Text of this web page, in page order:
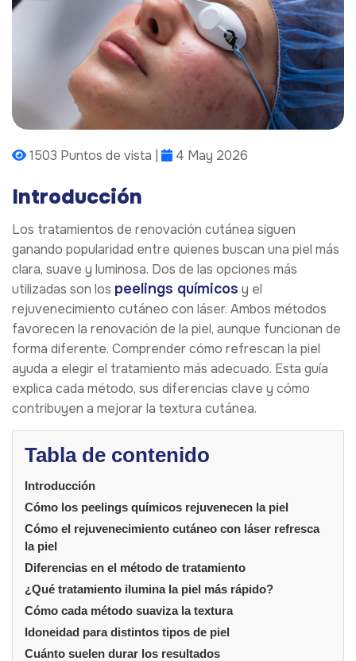
1503 Puntos de vista | 4 May 2026
Introducción
Los tratamientos de renovación cutánea siguen
ganando popularidad entre quienes buscan una piel más
clara, suave y luminosa. Dos de las opciones más
utilizadas son los peelings químicos y el
rejuvenecimiento cutáneo con láser. Ambos métodos
favorecen la renovación de la piel, aunque funcionan de
forma diferente. Comprender cómo refrescan la piel
ayuda a elegir el tratamiento más adecuado. Esta guía
explica cada método, sus diferencias clave y cómo
contribuyen a mejorar la textura cutánea.
Tabla de contenido
Introducción
Cómo los peelings químicos rejuvenecen la piel
Cómo el rejuvenecimiento cutáneo con láser refresca
la piel
Diferencias en el método de tratamiento
¿Qué tratamiento ilumina la piel más rápido?
Cómo cada método suaviza la textura
Idoneidad para distintos tipos de piel
Cuánto suelen durar los resultados